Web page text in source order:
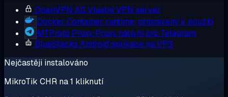
OpenVPN AS Vlastní VPN server
Docker Container runtime, připravený k použití
MTProto Proxy Proxy nativní pro Telegram
BlueStacks Android aplikace na VPS
Nejčastěji instalováno
MikroTik CHR na 1 kliknutí